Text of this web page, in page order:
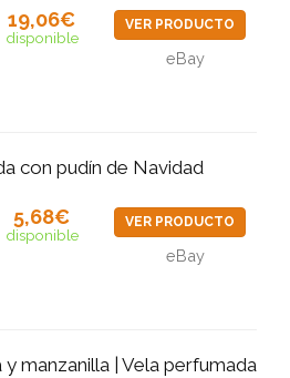
19,06€
disponible
VER PRODUCTO
eBay
con pudín de Navidad
5,68€
disponible
VER PRODUCTO
eBay
manzanilla | Vela perfumada